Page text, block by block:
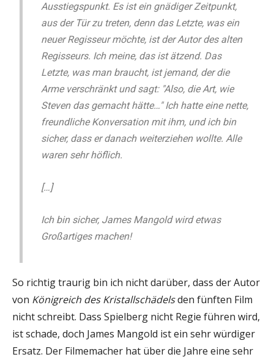
Ausstiegspunkt. Es ist ein gnädiger Zeitpunkt,
aus der Tür zu treten, denn das Letzte, was ein
neuer Regisseur möchte, ist der Autor des alten
Regisseurs. Ich meine, das ist ätzend. Das
Letzte, was man braucht, ist jemand, der die
Arme verschränkt und sagt: "Also, die Art, wie
Steven das gemacht hätte…" Ich hatte eine nette,
freundliche Konversation mit ihm, und ich bin
sicher, dass er danach weiterziehen wollte. Alle
waren sehr höflich.
[…]
Ich bin sicher, James Mangold wird etwas
Großartiges machen!
So richtig traurig bin ich nicht darüber, dass der Autor
von Königreich des Kristallschädelsden fünften Film
nicht schreibt. Dass Spielberg nicht Regie führen wird,
ist schade, doch James Mangold ist ein sehr würdiger
Ersatz. Der Filmemacher hat über die Jahre eine sehr